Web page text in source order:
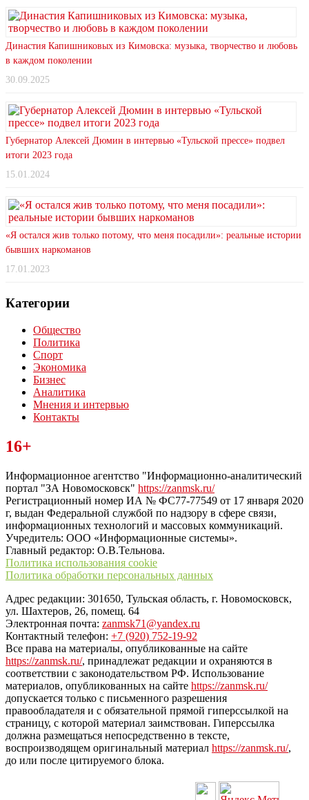
Династия Капишниковых из Кимовска: музыка, творчество и любовь
в каждом поколении
30.09.2025
Губернатор Алексей Дюмин в интервью «Тульской прессе» подвел
итоги 2023 года
15.01.2024
«Я остался жив только потому, что меня посадили»: реальные истории
бывших наркоманов
17.01.2023
Категории
Общество
Политика
Спорт
Экономика
Бизнес
Аналитика
Мнения и интервью
Контакты
Читайте последние новости дня в Тульской области на сайте
“ЗаНовомосковск”
16+
Информационное агентство "Информационно-аналитический
портал "ЗА Новомосковск" https://zanmsk.ru/
Регистрационный номер ИА № ФС77-77549 от 17 января 2020
г, выдан Федеральной службой по надзору в сфере связи,
информационных технологий и массовых коммуникаций.
Учредитель: ООО «Информационные системы».
Главный редактор: О.В.Тельнова.
Политика использования cookie
Политика обработки персональных данных
Адрес редакции: 301650, Тульская область, г. Новомосковск,
ул. Шахтеров, 26, помещ. 64
Электронная почта: zanmsk71@yandex.ru
Контактный телефон: +7 (920) 752-19-92
Все права на материалы, опубликованные на сайте
https://zanmsk.ru/, принадлежат редакции и охраняются в
соответствии с законодательством РФ. Использование
материалов, опубликованных на сайте https://zanmsk.ru/
допускается только с письменного разрешения
правообладателя и с обязательной прямой гиперссылкой на
страницу, с которой материал заимствован. Гиперссылка
должна размещаться непосредственно в тексте,
воспроизводящем оригинальный материал https://zanmsk.ru/,
до или после цитируемого блока.